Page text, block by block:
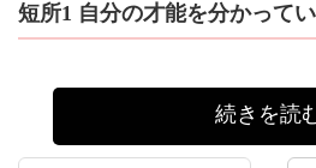
短所1 自分の才能を分かって
続きを読